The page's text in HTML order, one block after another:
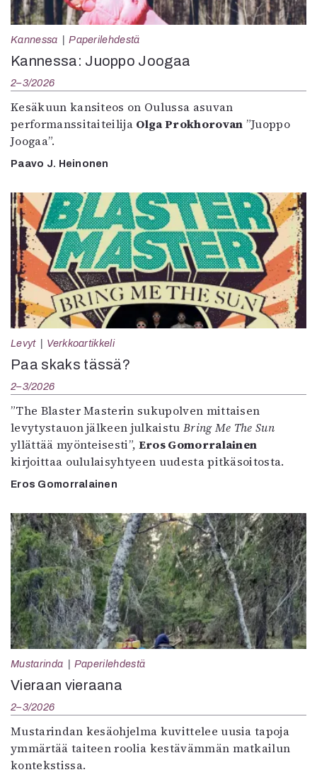
Kannessa Paperilehdestä
Kannessa: Juoppo Joogaa
2–3/2026
Kesäkuun kansiteos on Oulussa asuvan
performanssitaiteilija Olga Prokhorovan ”Juoppo
Joogaa”.
Paavo J. Heinonen
Levyt Verkkoartikkeli
Paa skaks tässä?
2–3/2026
”The Blaster Masterin sukupolven mittaisen
levytystauon jälkeen julkaistu Bring Me The Sun
yllättää myönteisesti”, Eros Gomorralainen
kirjoittaa oululaisyhtyeen uudesta pitkäsoitosta.
Eros Gomorralainen
Mustarinda Paperilehdestä
Vieraan vieraana
2–3/2026
Mustarindan kesäohjelma kuvittelee uusia tapoja
ymmärtää taiteen roolia kestävämmän matkailun
kontekstissa.